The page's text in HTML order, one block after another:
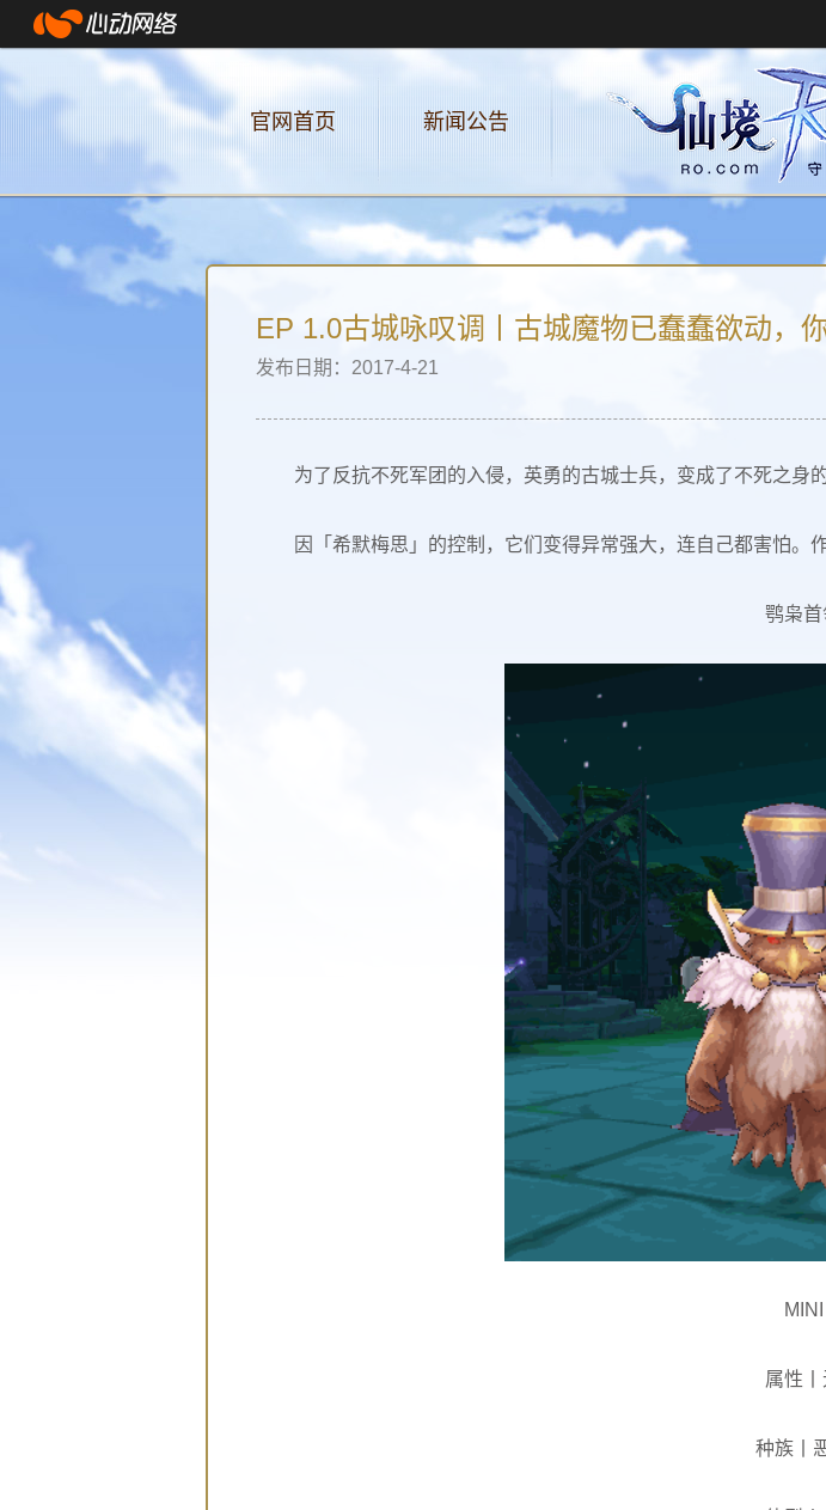
官网首页 新闻公告
EP 1.0古城咏叹调丨古城魔物已蠢蠢欲动，
发布日期：2017-4-21
为了反抗不死军团的入侵，英勇的古城士兵，变成了不死之
因「希默梅思」的控制，它们变得异常强大，连自己都害怕。
鹗枭首
MINI
属性
种族丨